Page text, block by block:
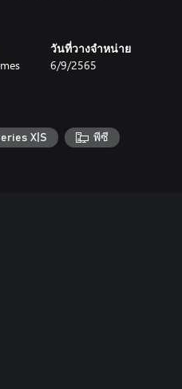
วันที่วางจำหน่าย
6/9/2565
X|S พีซี